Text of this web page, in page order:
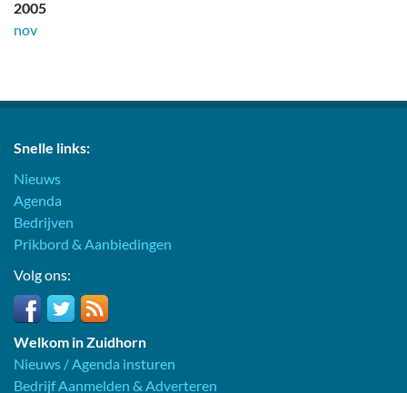
2005
nov
Snelle links:
Nieuws
Agenda
Bedrijven
Prikbord & Aanbiedingen
Volg ons:
Welkom in Zuidhorn
Nieuws / Agenda insturen
Bedrijf Aanmelden & Adverteren